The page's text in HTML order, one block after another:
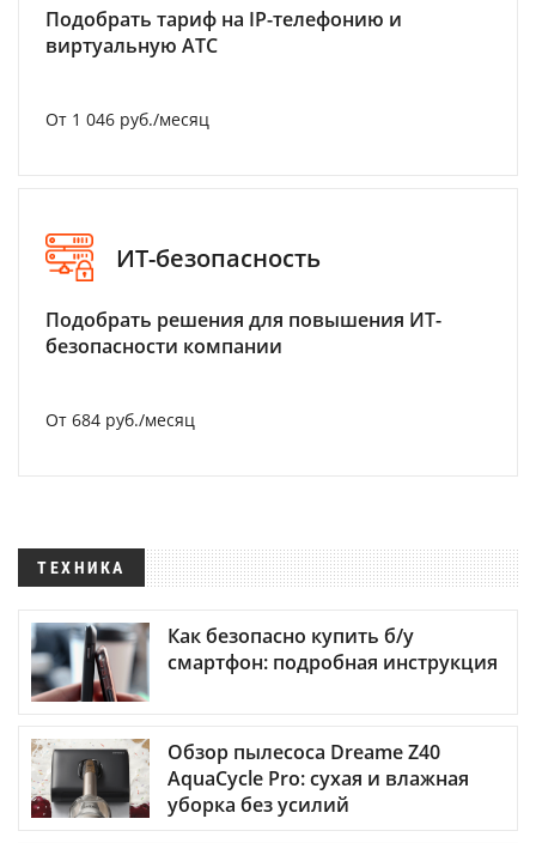
Подобрать тариф на IP-телефонию и
виртуальную АТС
От 1 046 руб./месяц
ИТ-безопасность
Подобрать решения для повышения ИТ-
безопасности компании
От 684 руб./месяц
ТЕХНИКА
Как безопасно купить б/у
смартфон: подробная инструкция
Обзор пылесоса Dreame Z40
AquaCycle Pro: сухая и влажная
уборка без усилий